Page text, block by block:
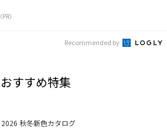
（PR）
Recommended by
おすすめ特集
2026 秋冬新色カタログ